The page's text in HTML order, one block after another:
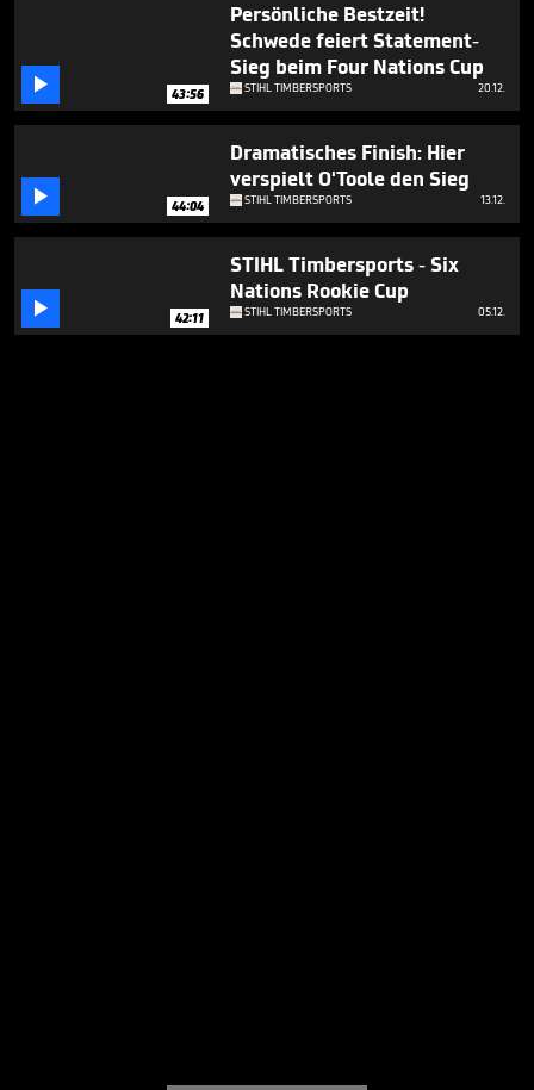
 43:56
Persönliche Bestzeit!
Schwede feiert Statement-
Sieg beim Four Nations Cup
STIHL TIMBERSPORTS 20.12.
 44:04
Dramatisches Finish: Hier
verspielt O'Toole den Sieg
STIHL TIMBERSPORTS 13.12.
 42:11
STIHL Timbersports - Six
Nations Rookie Cup
STIHL TIMBERSPORTS 05.12.